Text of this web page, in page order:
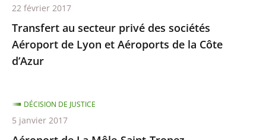
Transfert au secteur privé des sociétés
Aéroport de Lyon et Aéroports de la Côte
d’Azur
22 février 2017
DÉCISION DE JUSTICE
5 janvier 2017